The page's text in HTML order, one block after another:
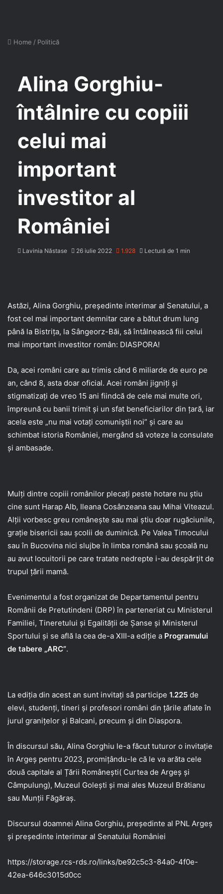
Home / Politică
Alina Gorghiu-
întâlnire cu copiii
celui mai
important
investitor al
României
Lavinia Năstase 26 iulie 2022 1.928 Lectură de 1 min
Astăzi, Alina Gorghiu, președinte interimar al Senatului, a
fost cel mai important demnitar care a bătut drum lung
până la Bistrița, la Sângeorz-Băi, să întâlnească fiii celui
mai important investitor român: DIASPORA!
Da, acei români care au trimis când 6 miliarde de euro pe
an, când 8, asta doar oficial. Acei români jigniți și
stigmatizați de vreo 15 ani fiindcă de cele mai multe ori,
împreună cu banii trimit și un sfat beneficiarilor din țară, iar
acela este „nu mai votați comuniștii noi” și care au
schimbat istoria României, mergând să voteze la consulate
și ambasade.
Mulți dintre copiii românilor plecați peste hotare nu știu
cine sunt Harap Alb, Ileana Cosânzeana sau Mihai Viteazul.
Alții vorbesc greu românește sau mai știu doar rugăciunile,
grație bisericii sau școlii de duminică. Pe Valea Timocului
sau în Bucovina nici slujbe în limba română sau școală nu
au avut locuitorii pe care tratate nedrepte i-au despărțit de
trupul țării mamă.
Evenimentul a fost organizat de Departamentul pentru
Românii de Pretutindeni (DRP) în parteneriat cu Ministerul
Familiei, Tineretului și Egalității de Șanse și Ministerul
Sportului și se află la cea de-a XIII-a ediție a Programului
de tabere „ARC”.
La ediția din acest an sunt invitați să participe 1.225 de
elevi, studenți, tineri și profesori români din ţările aflate în
jurul graniţelor şi Balcani, precum şi din Diaspora.
În discursul său, Alina Gorghiu le-a făcut tuturor o invitație
în Argeș pentru 2023, promițându-le că le va arăta cele
două capitale al Țării Românești( Curtea de Argeș și
Câmpulung), Muzeul Golești și mai ales Muzeul Brătianu
sau Munții Făgăraș.
Discursul doamnei Alina Gorghiu, președinte al PNL Argeș
și președinte interimar al Senatului României
https://storage.rcs-rds.ro/links/be92c5c3-84a0-4f0e-
42ea-646c3015d0cc